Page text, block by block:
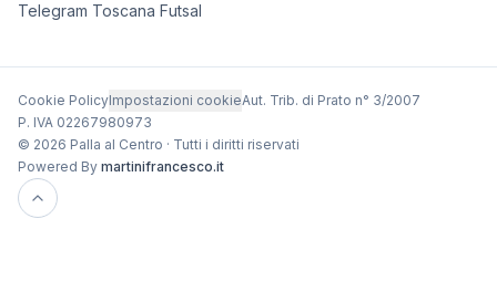
Telegram Toscana Futsal
Cookie PolicyImpostazioni cookieAut. Trib. di Prato n° 3/2007
P. IVA 02267980973
© 2026 Palla al Centro · Tutti i diritti riservati
Powered By martinifrancesco.it